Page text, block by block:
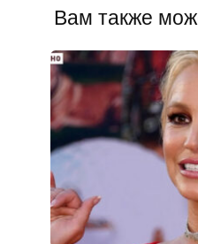
Вам также